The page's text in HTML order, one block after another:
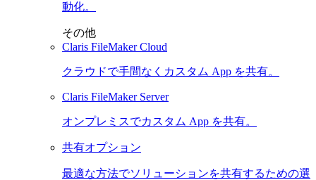
動化。
その他
Claris FileMaker Cloud
クラウドで手間なくカスタム App を共有。
Claris FileMaker Server
オンプレミスでカスタム App を共有。
共有オプション
最適な方法でソリューションを共有するための選